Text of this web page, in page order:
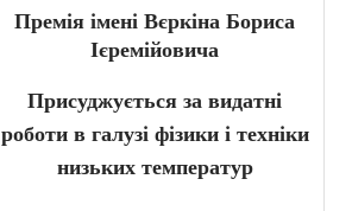
Премія імені Вєркіна Бориса
Ієремійовича
Присуджується за видатні
роботи в галузі фізики і техніки
низьких температур